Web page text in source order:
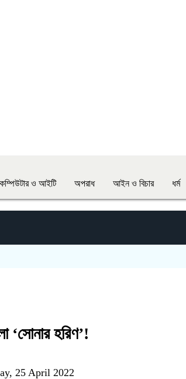
কম্পিউটার ও আইটি অপরাধ আইন ও বিচার ধর্ম
‘সোনার হরিণ’!
25 April 2022